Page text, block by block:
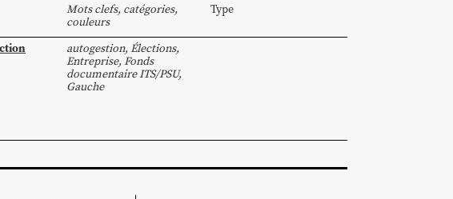
Mots clefs, catégories,
couleurs
Type
autogestion, Élections,
Entreprise, Fonds
documentaire ITS/PSU,
Gauche